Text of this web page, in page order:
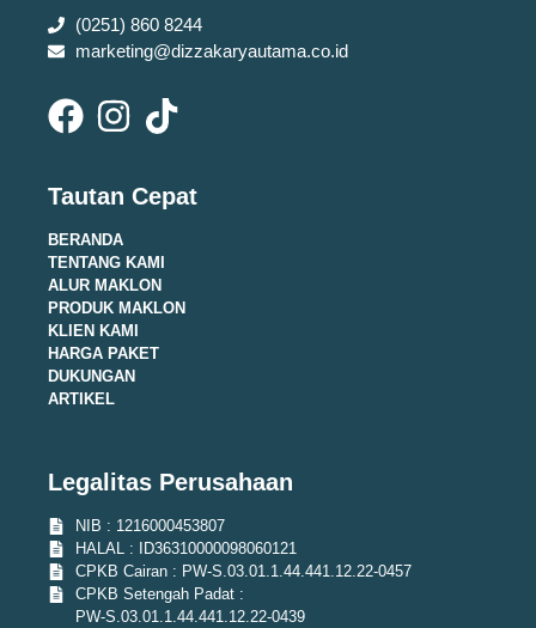
(0251) 860 8244
marketing@dizzakaryautama.co.id
Tautan Cepat
BERANDA
TENTANG KAMI
ALUR MAKLON
PRODUK MAKLON
KLIEN KAMI
HARGA PAKET
DUKUNGAN
ARTIKEL
Legalitas Perusahaan
NIB : 1216000453807
HALAL : ID36310000098060121
CPKB Cairan : PW-S.03.01.1.44.441.12.22-0457
CPKB Setengah Padat :
PW-S.03.01.1.44.441.12.22-0439